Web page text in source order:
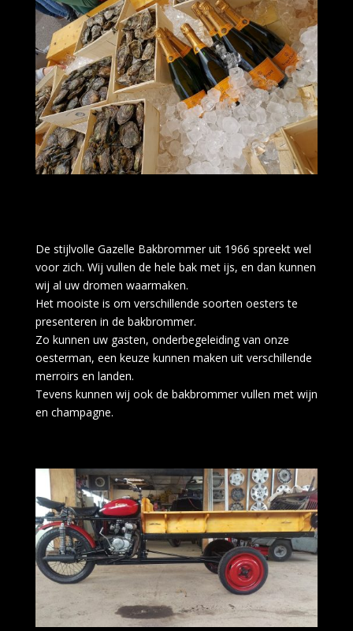
De stijlvolle Gazelle Bakbrommer uit 1966 spreekt wel
voor zich. Wij vullen de hele bak met ijs, en dan kunnen
wij al uw dromen waarmaken.
Het mooiste is om verschillende soorten oesters te
presenteren in de bakbrommer.
Zo kunnen uw gasten, onderbegeleiding van onze
oesterman, een keuze kunnen maken uit verschillende
merroirs en landen.
Tevens kunnen wij ook de bakbrommer vullen met wijn
en champagne.